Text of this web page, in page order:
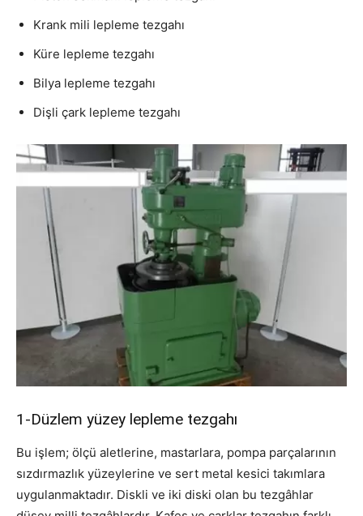
Krank mili lepleme tezgahı
Küre lepleme tezgahı
Bilya lepleme tezgahı
Dişli çark lepleme tezgahı
1-Düzlem yüzey lepleme tezgahı
Bu işlem; ölçü aletlerine, mastarlara, pompa parçalarının
sızdırmazlık yüzeylerine ve sert metal kesici takımlara
uygulanmaktadır. Diskli ve iki diski olan bu tezgâhlar